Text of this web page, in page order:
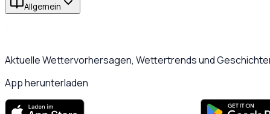
Allgemein
Aktuelle Wettervorhersagen, Wettertrends und
App herunterladen